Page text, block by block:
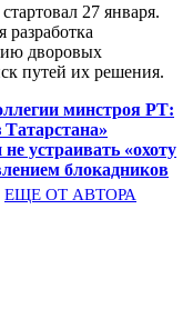
27 января.
дворовых
путей их решения.
минстроя РТ:
устраивать «охоту
блокадников
ЕЩЕ ОТ АВТОРА